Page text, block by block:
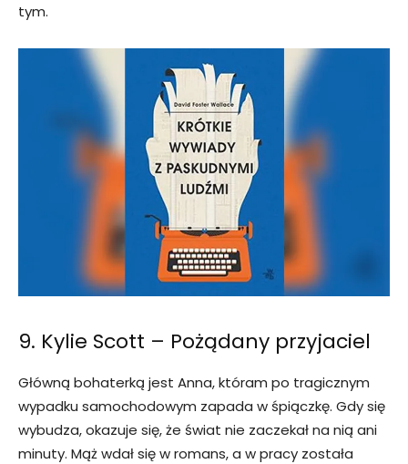
tym.
9. Kylie Scott – Pożądany przyjaciel
Główną bohaterką jest Anna, któram po tragicznym
wypadku samochodowym zapada w śpiączkę. Gdy się
wybudza, okazuje się, że świat nie zaczekał na nią ani
minuty. Mąż wdał się w romans, a w pracy została